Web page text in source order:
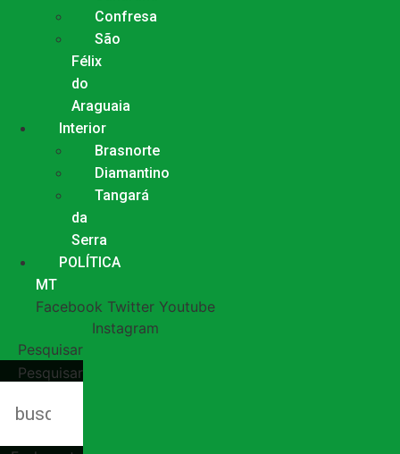
Confresa
São
Félix
do
Araguaia
Interior
Brasnorte
Diamantino
Tangará
da
Serra
POLÍTICA
MT
Facebook Twitter Youtube
Instagram
Pesquisar
Pesquisar